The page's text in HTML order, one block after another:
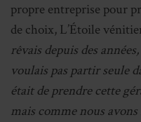
propre entreprise pour
de choix, L’Étoile
rêvais depuis des années,
voulais pas partir seule
était de prendre cette
mais comme nous